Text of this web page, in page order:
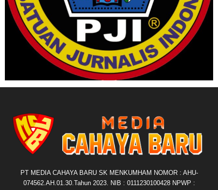
PT MEDIA CAHAYA BARU SK MENKUMHAM NOMOR : AHU-
074562.AH.01.30.Tahun 2023. NIB : 0111230100428 NPWP :